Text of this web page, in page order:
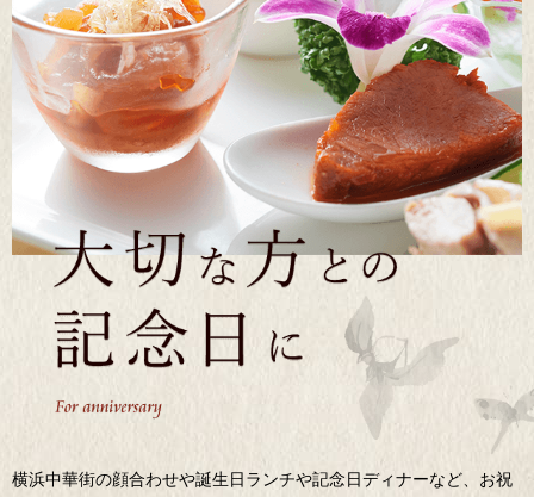
横浜中華街の顔合わせや誕生日ランチや記念日ディナーなど、お祝